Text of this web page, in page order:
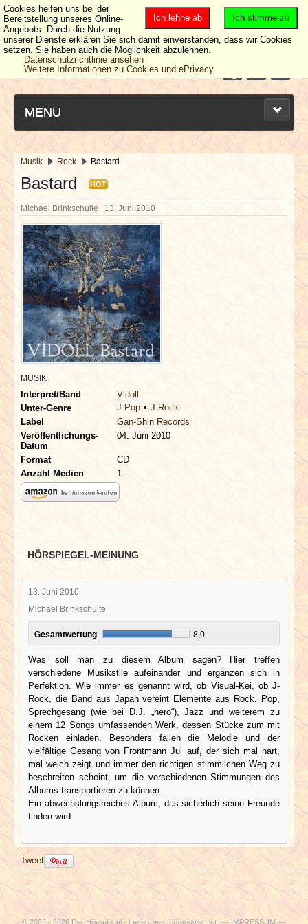
MENU
NEUESTE ARTIKEL
NEWS & DATES
BERICHTE
VERLOSUNGEN
INTERVIEWS
SPECIALS
REDAKTION
LINKS
ARCHIV
Musik Rock Bastard
Bastard HOT
Michael Brinkschulte 13. Juni 2010
MUSIK
Interpret/Band
Vidoll
Unter-Genre
J-Pop
J-Rock
Label
Gan-Shin Records
Veröffentlichungs-
Datum
04. Juni 2010
Format
CD
Anzahl Medien
1
HÖRSPIEGEL-MEINUNG
13. Juni 2010
Michael Brinkschulte
Gesamtwertung 8,0
Was soll man zu diesem Album sagen? Hier treffen
verschiedene Musikstile aufeinander und ergänzen sich in
Perfektion. Wie immer es genannt wird, ob Visual-Kei, ob J-
Rock, die Band aus Japan vereint Elemente aus Rock, Pop,
Sprechgesang (wie bei D.J. „hero“), Jazz und weiterem zu
einem 12 Songs umfassenden Werk, dessen Stücke zum mit
Rocken einladen. Besonders fallen die Melodie und der
vielfältige Gesang von Frontmann Jui auf, der sich mal hart,
mal weich zeigt und immer den richtigen stimmlichen Weg zu
beschreiten scheint, um die verschiedenen Stimmungen des
Albums transportieren zu können.
Ein abwechslungsreiches Album, das sicherlich seine Freunde
finden wird.
Tweet
© 2002 - 2026 Der Hörspiegel - Lesen, was hörenswert ist. ---IMPRESSUM ---
Ich stimme zu
Ich lehne ab
Cookies helfen uns bei der
Bereitstellung unseres Online-
Angebots. Durch die Nutzung
unserer Dienste erklären Sie sich damit einverstanden, dass wir Cookies
setzen. Sie haben auch die Möglichkeit abzulehnen.
Datenschutzrichtlinie ansehen
Weitere Informationen zu Cookies und ePrivacy